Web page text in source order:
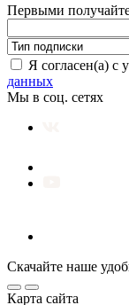
Первыми
Я согласен(а) с
данных
Мы в соц. сетях
Скачайте наше
Карта сайта